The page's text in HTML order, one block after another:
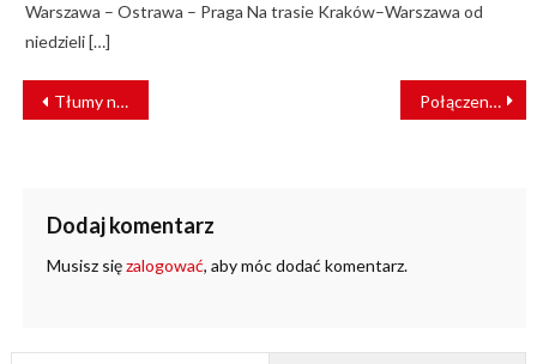
Warszawa – Ostrawa – Praga Na trasie Kraków–Warszawa od
niedzieli […]
NAWIGACJA
WPISU
Tłumy na ukraińskich dworcach. “Zaczyna brakować biletów” Połączenia Xi’an-Ukraina-Węgry zostaną przekierowane do Polski
Dodaj komentarz
Musisz sięzalogować, aby móc dodać komentarz.